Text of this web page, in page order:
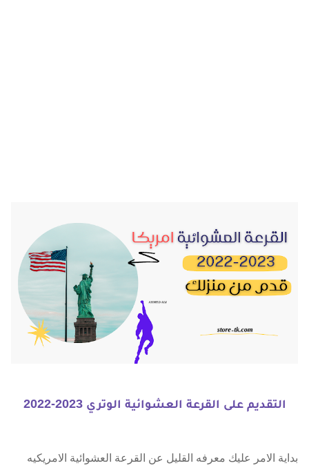
التقديم على القرعة العشوائية الوتري 2023-2022
بداية الامر عليك معرفه القليل عن القرعة العشوائية الامريكيه